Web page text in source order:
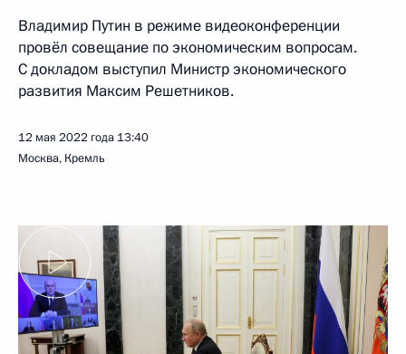
Владимир Путин в режиме видеоконференции
провёл совещание по экономическим вопросам.
С докладом выступил Министр экономического
развития Максим Решетников.
12 мая 2022 года 13:40
Москва, Кремль